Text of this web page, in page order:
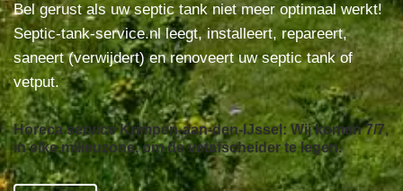
Bel gerust als uw septic tank niet meer optimaal werkt!
Septic-tank-service.nl leegt, installeert, repareert,
saneert (verwijdert) en renoveert uw septic tank of
vetput.
Horeca service Krimpen-aan-den-IJssel: Wij komen 7/7,
in elke milieuzone, om de vetafscheider te legen.